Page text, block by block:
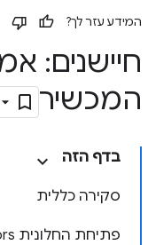
המידע עזר לך?
חיישנים:
המכשיר
בדף הזה
סקירה כללית
פתיחת החלונית Sensors (חיישנים)